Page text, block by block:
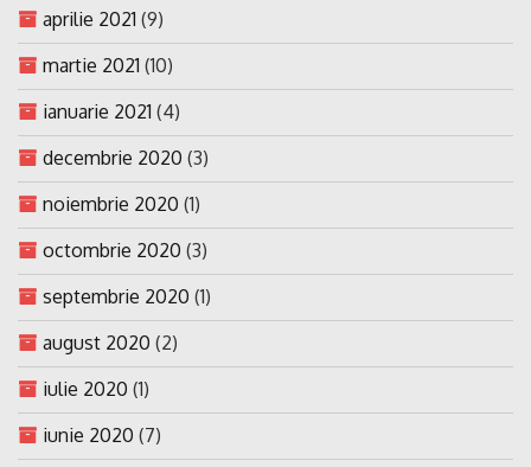
aprilie 2021 (9)
martie 2021 (10)
ianuarie 2021 (4)
decembrie 2020 (3)
noiembrie 2020 (1)
octombrie 2020 (3)
septembrie 2020 (1)
august 2020 (2)
iulie 2020 (1)
iunie 2020 (7)